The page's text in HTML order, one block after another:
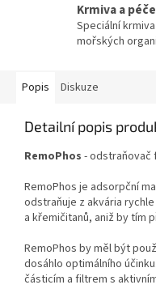
Krmiva a
Speciální
mořských
Popis Diskuze
Detailní popis
RemoPhos - odstraňovač
RemoPhos je adsorpční
odstraňuje z akvária
a křemičitanů, aniž by tím
RemoPhos by měl být
dosáhlo optimálního
částicím a filtrem s